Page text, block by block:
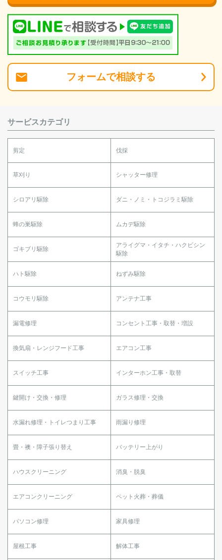
フォームで相談する
サービスカテゴリ
剪定 伐採
草刈り シャッター修理
シロアリ駆除 ダニ・ノミ・トコジラミ駆除
蜂の巣駆除 ムカデ駆除
ゴキブリ駆除
アライグマ・イタチ・ハクビシン
駆除
ハト駆除 ねずみ駆除
コウモリ駆除 アンテナ工事
漏電修理 コンセント工事・取替・増設
換気扇・レンジフード工事 エアコン工事
スイッチ工事 インターホン工事・取替
鍵開け・交換・修理 ガラス修理・交換
水漏れ修理・トイレつまり工事 雨漏り修理
畳・襖・障子張り替え バッテリー上がり
ハウスクリーニング 消臭・脱臭
エアコンクリーニング ペット火葬・葬儀
パソコン修理 家具修理
屋根工事 解体工事